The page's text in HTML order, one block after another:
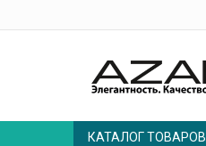
КАТАЛОГ ТОВАРОВ